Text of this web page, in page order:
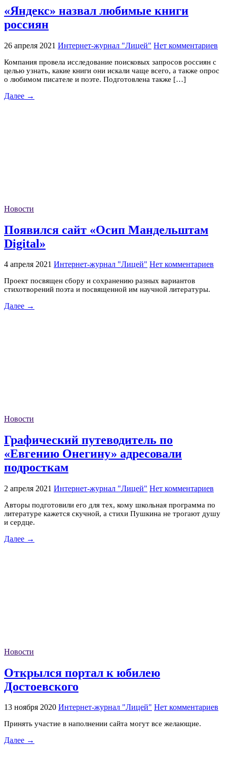
«Яндекс» назвал любимые книги
россиян
26 апреля 2021 Интернет-журнал "Лицей" Нет комментариев
Компания провела исследование поисковых запросов россиян с
целью узнать, какие книги они искали чаще всего, а также опрос
о любимом писателе и поэте. Подготовлена также […]
Далее →
Новости
Появился сайт «Осип Мандельштам
Digital»
4 апреля 2021 Интернет-журнал "Лицей" Нет комментариев
Проект посвящен сбору и сохранению разных вариантов
стихотворений поэта и посвященной им научной литературы.
Далее →
Новости
Графический путеводитель по
«Евгению Онегину» адресовали
подросткам
2 апреля 2021 Интернет-журнал "Лицей" Нет комментариев
Авторы подготовили его для тех, кому школьная программа по
литературе кажется скучной, а стихи Пушкина не трогают душу
и сердце.
Далее →
Новости
Открылся портал к юбилею
Достоевского
13 ноября 2020 Интернет-журнал "Лицей" Нет комментариев
Принять участие в наполнении сайта могут все желающие.
Далее →